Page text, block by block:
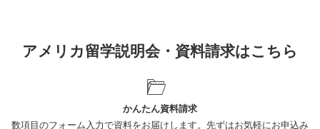
アメリカ留学説明会・資料請求はこちら
かんたん資料請求
数項目のフォーム入力で資料をお届けします。先ずはお気軽にお申込み